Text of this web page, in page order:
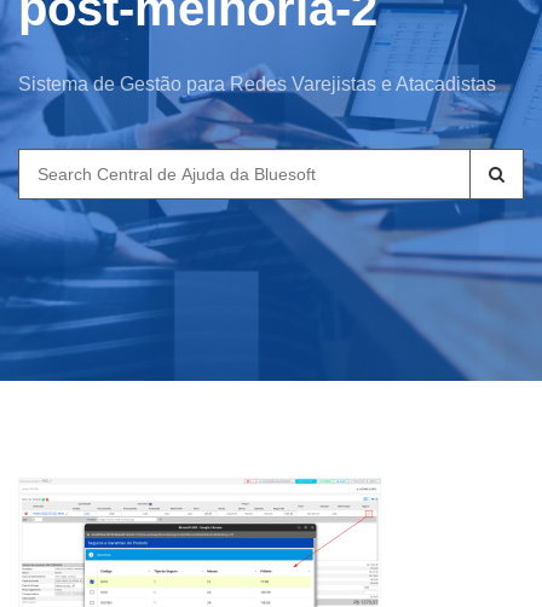
Sistema de Gestão para Redes Varejistas e Atacadistas
Search
for: